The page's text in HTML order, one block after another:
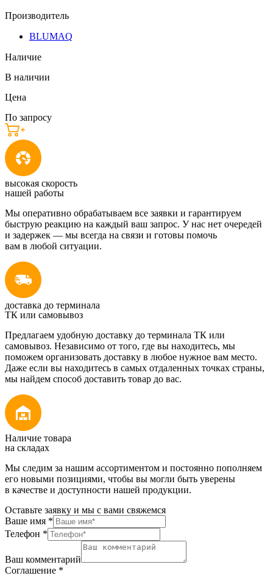
Производитель
BLUMAQ
Наличие
В наличии
Цена
По запросу
высокая скорость
нашей работы
Мы оперативно обрабатываем все заявки и гарантируем
быструю реакцию на каждый ваш запрос. У нас нет очередей
и задержек — мы всегда на связи и готовы помочь
вам в любой ситуации.
доставка до терминала
ТК или самовывоз
Предлагаем удобную доставку до терминала ТК или
самовывоз. Независимо от того, где вы находитесь, мы
поможем организовать доставку в любое нужное вам место.
Даже если вы находитесь в самых отдаленных точках страны,
мы найдем способ доставить товар до вас.
Наличие товара
на складах
Мы следим за нашим ассортиментом и постоянно пополняем
его новыми позициями, чтобы вы могли быть уверены
в качестве и доступности нашей продукции.
Оставьте заявку и мы с вами свяжемся
Ваше имя *
Телефон *
Ваш комментарий
Соглашение *